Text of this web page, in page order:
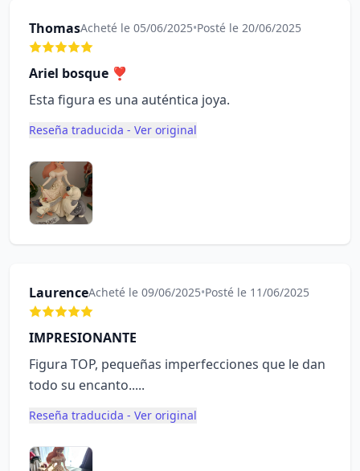
ThomasAcheté le 05/06/2025•Posté le 20/06/2025
Ariel bosque ❣️
Esta figura es una auténtica joya.
Reseña traducida - Ver original
LaurenceAcheté le 09/06/2025•Posté le 11/06/2025
IMPRESIONANTE
Figura TOP, pequeñas imperfecciones que le dan
todo su encanto.....
Reseña traducida - Ver original